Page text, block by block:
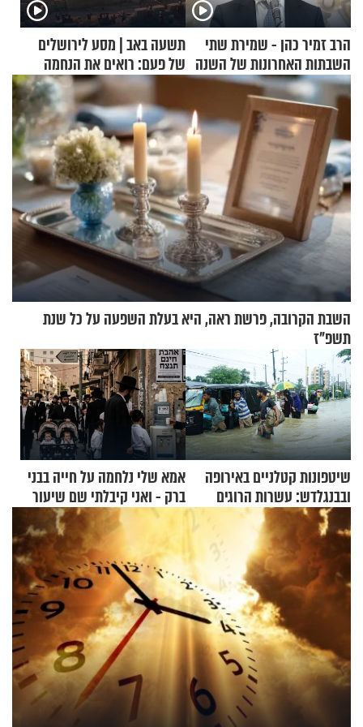
הרב זמיר כהן - שמירת שתי
השבתות האחרונות של השנה
תשעה באב | מסע לירושלים
של פעם: רואים את הנחמה
השבת הקרובה, פרשת ראה, היא בעלת השפעה על כל שנת
תשפ"ז
שיטפונות קטלניים באירופה
ובבנגלדש: עשרות הרוגים
ומיליון נפגעים
אמא שלי נלחמה על חייה בבני
ברק - ואני קיבלתי שם שיעור
באהבת חינם